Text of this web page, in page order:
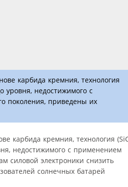
карбида кремния, технология
уровня, недостижимого с
поколения, приведены их
карбида кремния, технология
недостижимого с применением
силовой электроники снизить
солнечных батарей